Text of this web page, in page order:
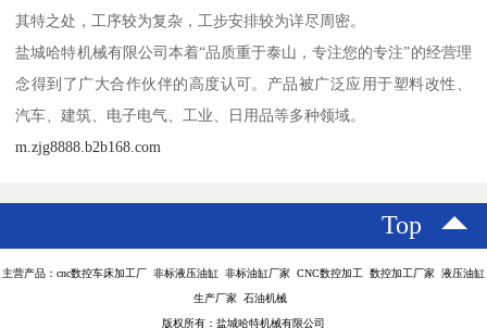
其特之处，工序较为复杂，工步安排较为详尽周密。
盐城哈特机械有限公司本着“品质重于泰山，专注您的专注”的经营理
念得到了广大合作伙伴的高度认可。产品被广泛应用于塑料改性、
汽车、建筑、电子电气、工业、日用品等多种领域。
m.zjg8888.b2b168.com
Top
主营产品：cnc数控车床加工厂 非标液压油缸 非标油缸厂家 CNC数控加工 数控加工厂家 液压油缸
生产厂家 石油机械
版权所有：盐城哈特机械有限公司